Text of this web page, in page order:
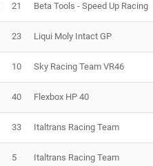
21 Beta Tools - Speed Up Racing
23 Liqui Moly Intact GP
10 Sky Racing Team VR46
40 Flexbox HP 40
33 Italtrans Racing Team
5 Italtrans Racing Team